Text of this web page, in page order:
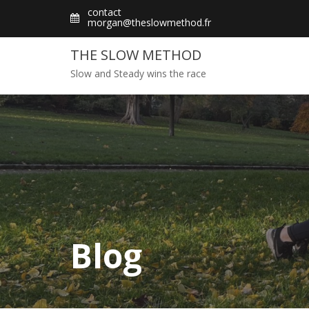
content
contact
morgan@theslowmethod.fr
THE SLOW METHOD
Slow and Steady wins the race
Blog